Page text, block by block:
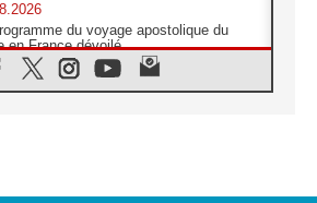
du voyage apostolique du
en France dévoilé
Conférence continentale sur l'éducation